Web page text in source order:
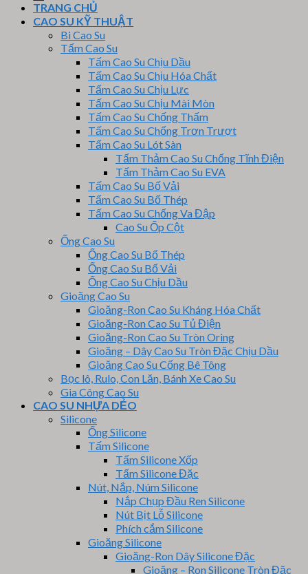
TRANG CHỦ
CAO SU KỸ THUẬT
Bi Cao Su
Tấm Cao Su
Tấm Cao Su Chịu Dầu
Tấm Cao Su Chịu Hóa Chất
Tấm Cao Su Chịu Lực
Tấm Cao Su Chịu Mài Mòn
Tấm Cao Su Chống Thấm
Tấm Cao Su Chống Trơn Trượt
Tấm Cao Su Lót Sàn
Tấm Thảm Cao Su Chống Tĩnh Điện
Tấm Thảm Cao Su EVA
Tấm Cao Su Bố Vải
Tấm Cao Su Bố Thép
Tấm Cao Su Chống Va Đập
Cao Su Ốp Cột
Ống Cao Su
Ống Cao Su Bố Thép
Ống Cao Su Bố Vải
Ống Cao Su Chịu Dầu
Gioăng Cao Su
Gioăng-Ron Cao Su Kháng Hóa Chất
Gioăng-Ron Cao Su Tủ Điện
Gioăng-Ron Cao Su Tròn Oring
Gioăng – Dây Cao Su Tròn Đặc Chịu Dầu
Gioăng Cao Su Cống Bê Tông
Bọc lô, Rulo, Con Lăn, Bánh Xe Cao Su
Gia Công Cao Su
CAO SU NHỰA DẺO
Silicone
Ống Silicone
Tấm Silicone
Tấm Silicone Xốp
Tấm Silicone Đặc
Nút, Nắp, Núm Silicone
Nắp Chụp Đầu Ren Silicone
Nút Bịt Lỗ Silicone
Phích cắm Silicone
Gioăng Silicone
Gioăng-Ron Dây Silicone Đặc
Gioăng – Ron Silicone Tròn Đặc